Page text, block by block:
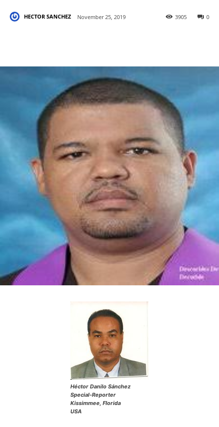
HECTOR SANCHEZ November 25, 2019 0
3905
Héctor Danilo Sánchez
Special-Reporter
Kissimmee, Florida
USA